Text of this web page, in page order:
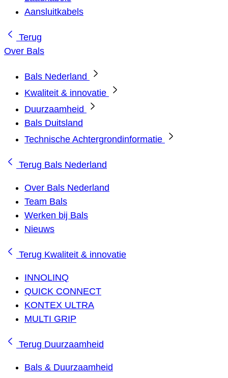
Aansluitkabels
Terug
Over Bals
Bals Nederland
Kwaliteit & innovatie
Duurzaamheid
Bals Duitsland
Technische Achtergrondinformatie
Terug Bals Nederland
Over Bals Nederland
Team Bals
Werken bij Bals
Nieuws
Terug Kwaliteit & innovatie
INNOLINQ
QUICK CONNECT
KONTEX ULTRA
MULTI GRIP
Terug Duurzaamheid
Bals & Duurzaamheid